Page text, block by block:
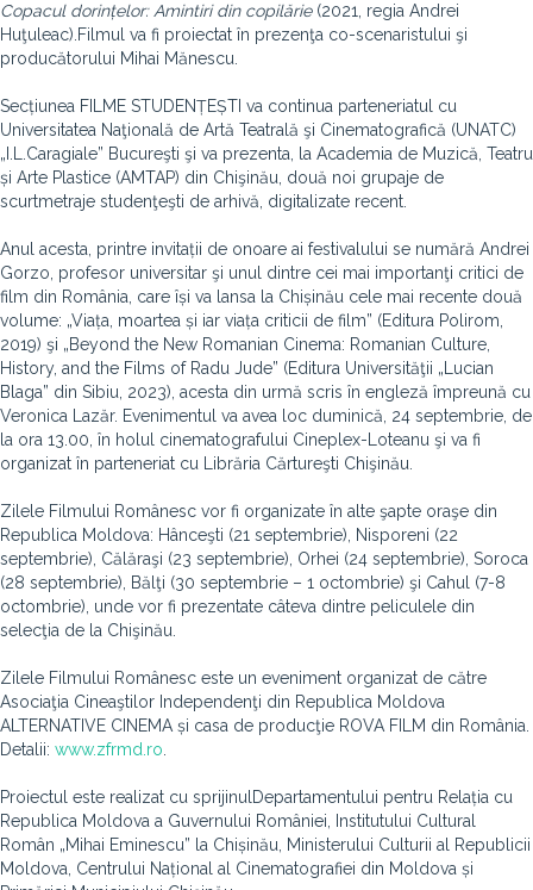
Copacul dorințelor: Amintiri din copilărie(2021, regia Andrei
Huţuleac). Filmul va fi proiectat în prezenţa co-scenaristului şi
producătorului Mihai Mănescu.
Secțiunea FILME STUDENȚEȘTI va continua parteneriatul cu
Universitatea Naţională de Artă Teatrală şi Cinematografică (UNATC)
„I.L.Caragiale” Bucureşti şi va prezenta, la Academia de Muzică, Teatru
și Arte Plastice (AMTAP) din Chişinău, două noi grupaje de
scurtmetraje studenţeşti de arhivă, digitalizate recent.
Anul acesta, printre invitații de onoare ai festivalului se numără Andrei
Gorzo, profesor universitar şi unul dintre cei mai importanţi critici de
film din România, care își va lansa la Chișinău cele mai recente două
volume: „Viața, moartea și iar viața criticii de film” (Editura Polirom,
2019) şi „Beyond the New Romanian Cinema: Romanian Culture,
History, and the Films of Radu Jude” (Editura Universităţii „Lucian
Blaga” din Sibiu, 2023), acesta din urmă scris în engleză împreună cu
Veronica Lazăr. Evenimentul va avea loc duminică, 24 septembrie, de
la ora 13.00, în holul cinematografului Cineplex-Loteanu şi va fi
organizat în parteneriat cu Librăria Cărtureşti Chişinău.
Zilele Filmului Românesc vor fi organizate în alte şapte oraşe din
Republica Moldova: Hânceşti (21 septembrie), Nisporeni (22
septembrie), Călăraşi (23 septembrie), Orhei (24 septembrie), Soroca
(28 septembrie), Bălţi (30 septembrie – 1 octombrie) şi Cahul (7-8
octombrie), unde vor fi prezentate câteva dintre peliculele din
selecţia de la Chişinău.
Zilele Filmului Românesc este un eveniment organizat de către
Asociaţia Cineaştilor Independenţi din Republica Moldova
ALTERNATIVE CINEMA și casa de producţie ROVA FILM din România.
Detalii: www.zfrmd.ro
Proiectul este realizat cu sprijinulDepartamentului pentru Relația cu
Republica Moldova a Guvernului României, Institutului Cultural
Român „Mihai Eminescu” la Chișinău, Ministerului Culturii al Republicii
Moldova, Centrului Național al Cinematografiei din Moldova și